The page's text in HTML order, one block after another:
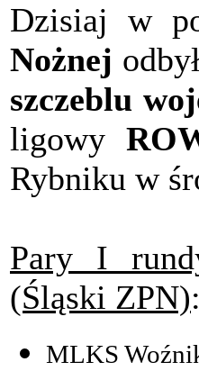
Dzisiaj w
Nożnej
szczeblu
ligowy
Rybniku w
Pary I
(Śląski ZPN):
MLKS